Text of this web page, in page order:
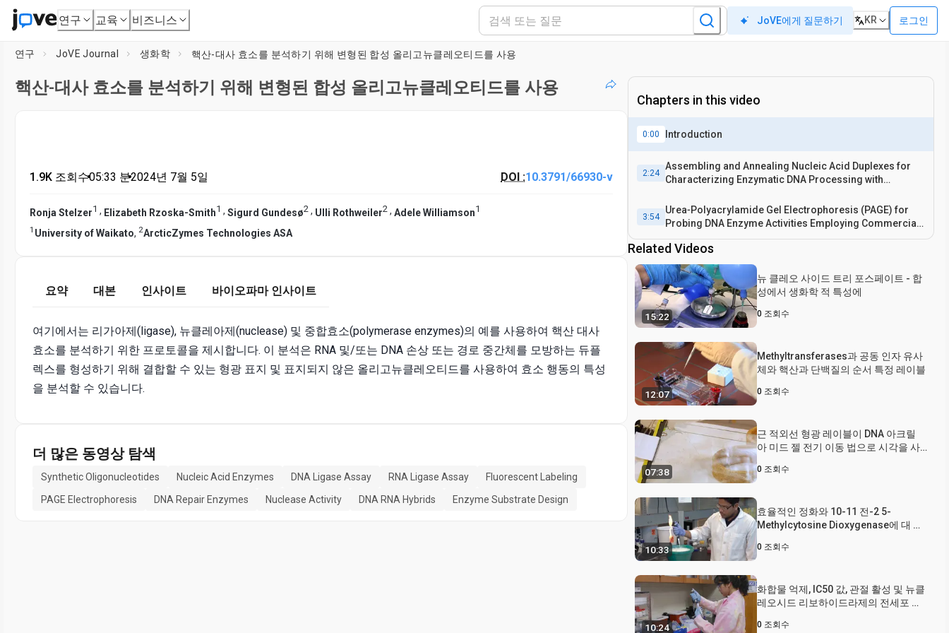
연구 교육 비즈니스 JoVE에게 질문하기 KR 로그인
연구 JoVE Journal 생화학 핵산-대사 효소를 분석하기 위해 변형된 합성 올리고뉴클레오티드를 사용
핵산-대사 효소를 분석하기 위해 변형된 합성 올리고뉴클레오티드를 사용
1.9K 조회수•05:33 분•2024년 7월 5일 DOI :10.3791/66930-v
Ronja Stelzer1 , Elizabeth Rzoska-Smith1 , Sigurd Gundesø2 , Ulli Rothweiler2 , Adele Williamson1
1 University of Waikato, 2ArcticZymes Technologies ASA
요약 대본 인사이트 바이오파마 인사이트
여기에서는 리가아제(ligase), 뉴클레아제(nuclease) 및 중합효소(polymerase enzymes)의 예를 사용하여 핵산 대사
효소를 분석하기 위한 프로토콜을 제시합니다. 이 분석은 RNA 및/또는 DNA 손상 또는 경로 중간체를 모방하는 듀플
렉스를 형성하기 위해 결합할 수 있는 형광 표지 및 표지되지 않은 올리고뉴클레오티드를 사용하여 효소 행동의 특성
을 분석할 수 있습니다.
더 많은 동영상 탐색
Synthetic Oligonucleotides Nucleic Acid Enzymes DNA Ligase Assay RNA Ligase Assay
Fluorescent Labeling
PAGE Electrophoresis
DNA Repair Enzymes Nuclease Activity DNA RNA Hybrids Enzyme Substrate Design
Chapters in this video
0:00 Introduction
2:24
Assembling and Annealing Nucleic Acid Duplexes for
Characterizing Enzymatic DNA Processing with
3:54
Urea‐Polyacrylamide Gel Electrophoresis (PAGE) for
Probing DNA Enzyme Activities Employing Commercial
Oligonucleotides
Related Videos
15:22
뉴 클레오 사이드 트리 포스페이트 - 합
성에서 생화학 적 특성에
0 조회수
12:07
Methyltransferases과 공동 인자 유사
체와 핵산과 단백질의 순서 특정 레이블
0 조회수
07:38
근 적외선 형광 레이블이 DNA 아크릴
아 미드 젤 전기 이동 법으로 시각을 사
0 조회수
10:33
효율적인 정화와 10-11 전-2 5-
Methylcytosine Dioxygenase에 대 한
0 조회수
10:24
화합물 억제, IC50 값, 관절 활성 및 뉴클
레오시드 리보하이드라제의 전세포 활
응
0 조회수